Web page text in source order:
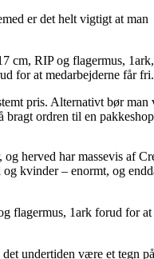
er det helt vigtigt at man
cm, RIP og flagermus,
for at medarbejderne får fri.
pris. Alternativt bør
ordren til en
herved har massevis af
kvinder – enormt, og
flagermus, 1ark forud for at
undertiden være et tegn